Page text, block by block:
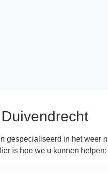
gespecialiseerd in het weer
is hoe we u kunnen helpen: